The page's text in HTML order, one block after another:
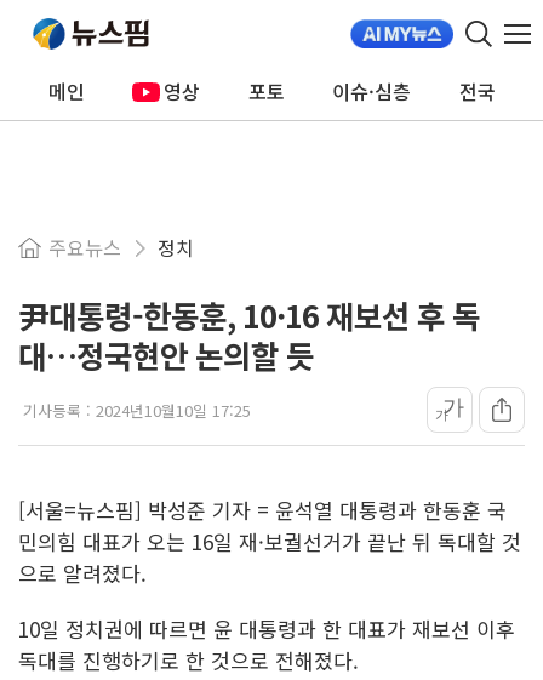
메인 영상 포토 이슈·심층 전국
주요뉴스 정치
尹대통령-한동훈, 10·16 재보선 후 독
대…정국현안 논의할 듯
기사등록 : 2024년10월10일 17:25 가가
[서울=뉴스핌] 박성준 기자 = 윤석열 대통령과 한동훈 국
민의힘 대표가 오는 16일 재·보궐선거가 끝난 뒤 독대할 것
으로 알려졌다.
10일 정치권에 따르면 윤 대통령과 한 대표가 재보선 이후
독대를 진행하기로 한 것으로 전해졌다.